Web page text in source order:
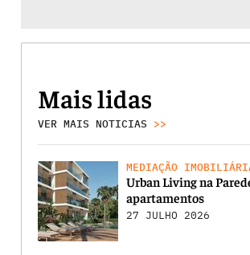
Mais lidas
VER MAIS NOTICIAS >>
MEDIAÇÃO
Urban Living na
apartamentos
27 JULHO 2026